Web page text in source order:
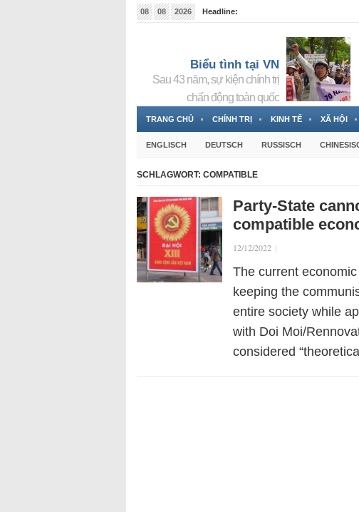
08 08 2026
Headline:
Biểu tình tại VN
Sau 43 năm, sự kiện chính trị
chấn động toàn quốc
TRANG CHỦ CHÍNH TRỊ KINH TẾ XÃ HỘI
ENGLISCH DEUTSCH RUSSISCH
SCHLAGWORT: COMPATIBLE
Party-State
compatible
12/12/2022 |
The current
keeping the
entire society while
with Doi Moi/
considered